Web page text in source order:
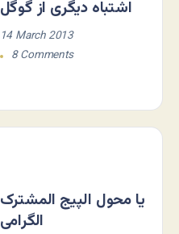
اشتباه دیگری از گوگل
14 March 2013
8 Comments
یا محول الپیج المشترک
الگرامی